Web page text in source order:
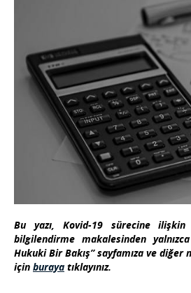
Bu yazı, Kovid-19 sürecine ilişkin
bilgilendirme makalesinden
Hukuki Bir Bakış” sayfamıza ve
için buraya tıklayınız.